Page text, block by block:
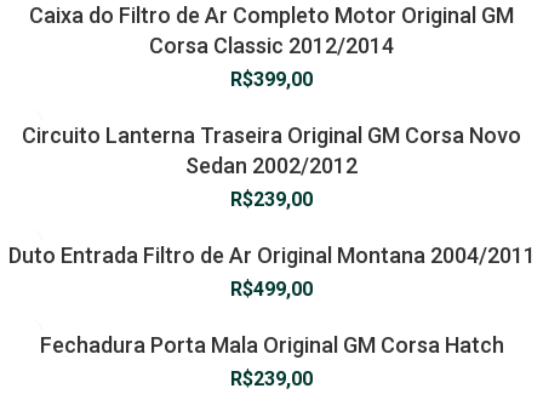
Caixa do Filtro de Ar Completo Motor Original GM
Corsa Classic 2012/2014
R$399,00
Circuito Lanterna Traseira Original GM Corsa Novo
Sedan 2002/2012
R$239,00
Duto Entrada Filtro de Ar Original Montana 2004/2011
R$499,00
Fechadura Porta Mala Original GM Corsa Hatch
R$239,00